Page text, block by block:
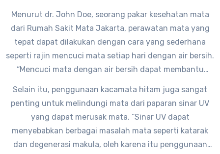
yang dapat mengancam kesehatan mata.
Menurut dr. John Doe, seorang pakar kesehatan mata
dari Rumah Sakit Mata Jakarta, perawatan mata yang
tepat dapat dilakukan dengan cara yang sederhana
seperti rajin mencuci mata setiap hari dengan air bersih.
“Mencuci mata dengan air bersih dapat membantu
menyebabkan iritasi dan peradangan pada mata,” ujar dr.
John Doe.
Selain itu, penggunaan kacamata hitam juga sangat
penting untuk melindungi mata dari paparan sinar UV
yang dapat merusak mata. “Sinar UV dapat
menyebabkan berbagai masalah mata seperti katarak
dan degenerasi makula, oleh karena itu penggunaan